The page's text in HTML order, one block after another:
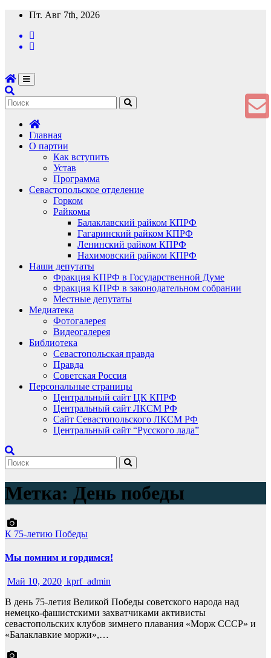
Перейти
содержимому
Пт. Авг 7th, 2026
Главная
О партии
Как вступить
Устав
Программа
Севастопольское отделение
Горком
Райкомы
Балаклавский райком КПРФ
Гагаринский райком КПРФ
Ленинский райком КПРФ
Нахимовский райком КПРФ
Наши депутаты
Фракция КПРФ в Государственной Думе
Фракция КПРФ в законодательном собрании
Местные депутаты
Медиатека
Фотогалерея
Видеогалерея
Библиотека
Севастопольская правда
Правда
Советская Россия
Персональные страницы
Центральный сайт ЦК КПРФ
Центральный сайт ЛКСМ РФ
Сайт Севастопольского ЛКСМ РФ
Центральный сайт “Русского лада”
Метка: День победы
К 75-летию Победы
Мы помним и гордимся!
Май 10, 2020 kprf_admin
В день 75-летия Великой Победы советского народа над
немецко-фашистскими захватчиками активисты
севастопольских клубов зимнего плавания «Морж СССР» и
«Балаклавкие моржи»,…